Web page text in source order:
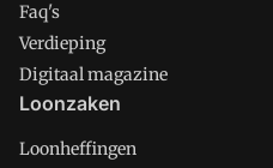
Faq's
Verdieping
Digitaal magazine
Loonzaken
Loonheffingen